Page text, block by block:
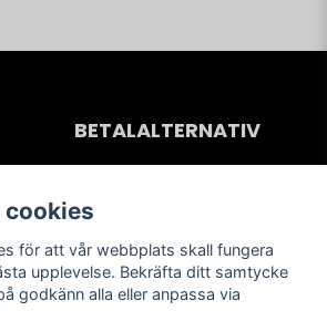
BETALALTERNATIV
cookies
för att vår webbplats skall fungera
upplevelse. Bekräfta ditt samtycke
godkänn alla eller anpassa via